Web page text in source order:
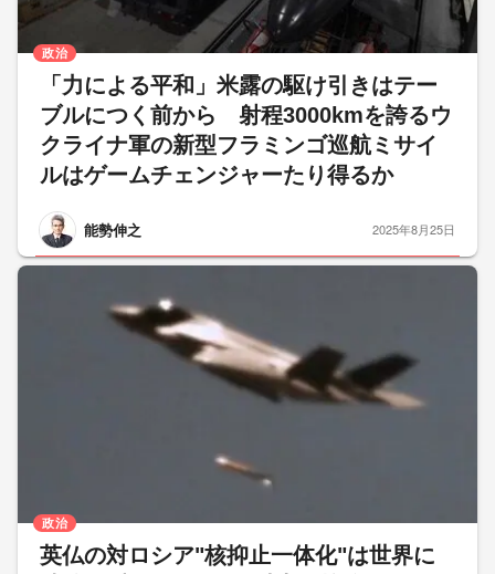
「力による平和」米露の駆け引きはテー
ブルにつく前から 射程3000kmを誇るウ
クライナ軍の新型フラミンゴ巡航ミサイ
ルはゲームチェンジャーたり得るか
能勢伸之
政治
2025年8月25日
英仏の対ロシア"核抑止一体化"は世界に
政治